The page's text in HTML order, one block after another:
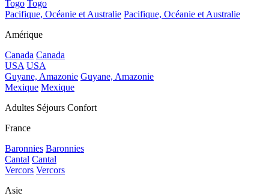
Togo Togo
Pacifique, Océanie et Australie Pacifique, Océanie et Australie
Amérique
Canada Canada
USA USA
Guyane, Amazonie Guyane, Amazonie
Mexique Mexique
Adultes Séjours Confort
France
Baronnies Baronnies
Cantal Cantal
Vercors Vercors
Asie